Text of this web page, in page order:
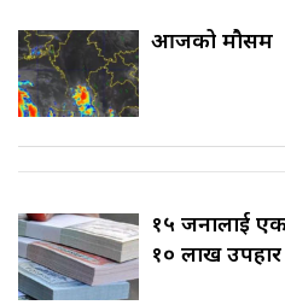
आजको मौसम
१५ जनालाई
१० लाख